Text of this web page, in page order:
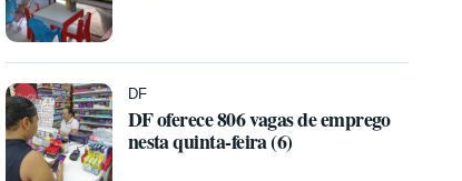
DF
DF oferece 806 vagas de emprego
nesta quinta-feira (6)